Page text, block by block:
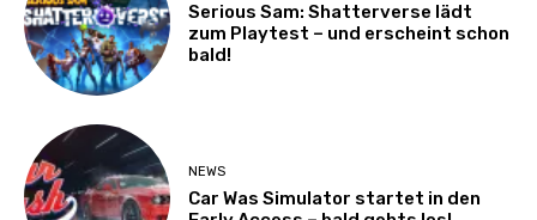
Serious Sam: Shatterverse lädt
zum Playtest – und erscheint schon
bald!
NEWS
Car Was Simulator startet in den